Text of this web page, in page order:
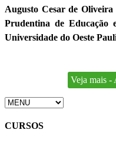
Augusto Cesar de
Prudentina de Educação
Universidade do Oeste
Veja mais -
CURSOS